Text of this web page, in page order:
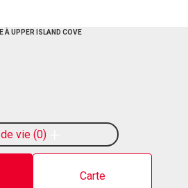
À UPPER ISLAND COVE
Carte
vie 0